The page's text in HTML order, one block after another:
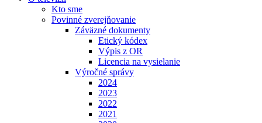
Kto sme
Povinné zverejňovanie
Záväzné dokumenty
Etický kódex
Výpis z OR
Licencia na vysielanie
Výročné správy
2024
2023
2022
2021